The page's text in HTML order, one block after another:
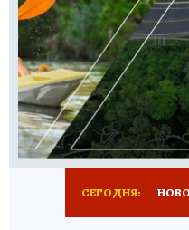
ПРЕСС-
РАДИО КП
СЕГОДНЯ: